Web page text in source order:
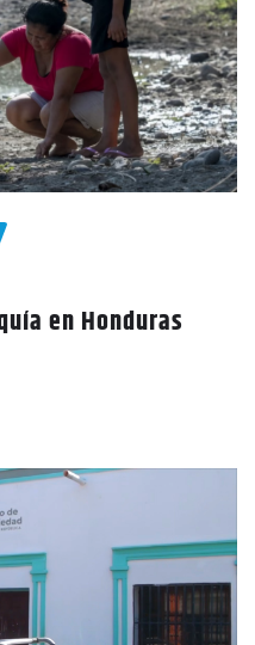
en Honduras